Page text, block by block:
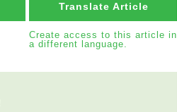
Translate Article
Create access to this article in
a different language.